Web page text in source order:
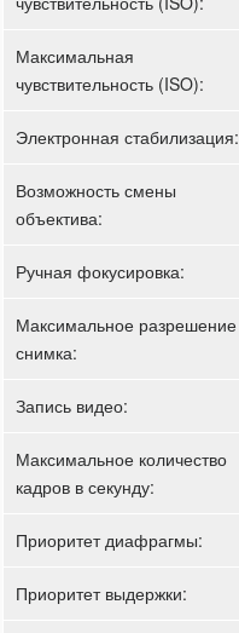
Максимальная
чувствительность (ISO):
Электронная стабилизация:
Возможность смены
объектива:
Ручная фокусировка:
Максимальное разрешение
снимка:
Запись видео:
Максимальное количество
кадров в секунду:
Приоритет диафрагмы:
Приоритет выдержки: